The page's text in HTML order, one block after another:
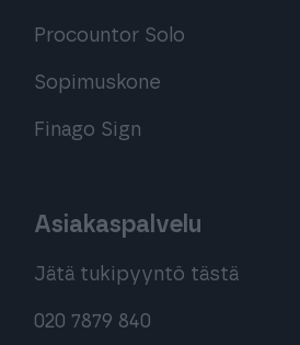
Procountor Solo
Sopimuskone
Finago Sign
Asiakaspalvelu
Jätä tukipyyntö tästä
020 7879 840